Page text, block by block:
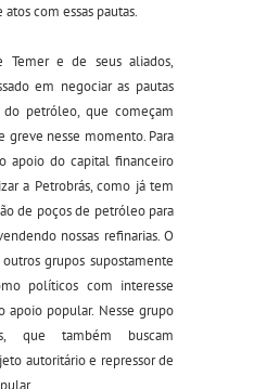
com essas pautas.
Temer e de seus aliados,
em negociar as pautas
do petróleo, que começam
greve nesse momento. Para
apoio do capital financeiro
a Petrobrás, como já tem
de poços de petróleo para
nossas refinarias. O
grupos supostamente
políticos com interesse
popular. Nesse grupo
que também buscam
autoritário e repressor de